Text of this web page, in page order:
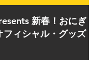
新春！おにぎ
ィシャル・グッズ